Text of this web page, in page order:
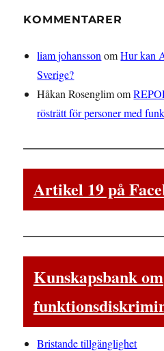
KOMMENTARER
liam johansson omHur kan
Sverige?
Håkan Rosenglimom
rösträtt för personer med
Artikel 19 på
Kunskapsbank om
Bristande tillgänglighet